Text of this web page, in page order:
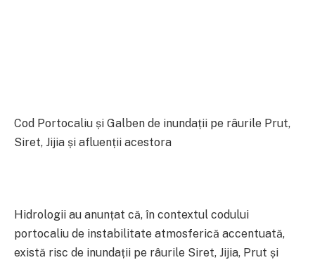
Cod Portocaliu și Galben de inundații pe râurile Prut,
Siret, Jijia și afluenții acestora
Hidrologii au anunțat că, în contextul codului
portocaliu de instabilitate atmosferică accentuată,
există risc de inundații pe râurile Siret, Jijia, Prut și